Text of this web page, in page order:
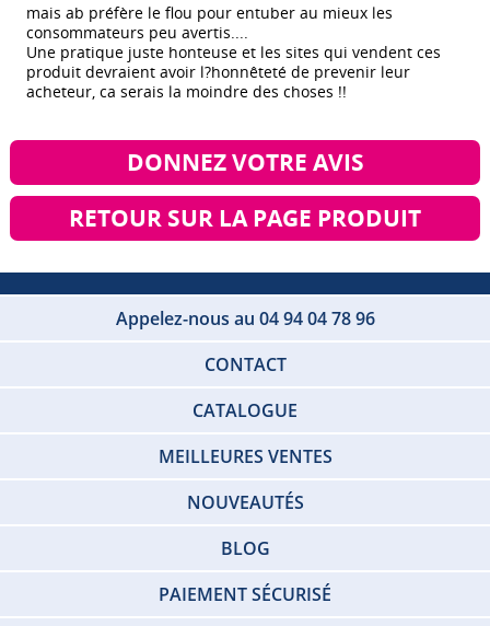
mais ab préfère le flou pour entuber au mieux les
consommateurs peu avertis....
Une pratique juste honteuse et les sites qui vendent ces
produit devraient avoir l?honnêteté de prevenir leur
acheteur, ca serais la moindre des choses !!
DONNEZ VOTRE AVIS
RETOUR SUR LA PAGE PRODUIT
Appelez-nous au 04 94 04 78 96
CONTACT
CATALOGUE
MEILLEURES VENTES
NOUVEAUTÉS
BLOG
PAIEMENT SÉCURISÉ